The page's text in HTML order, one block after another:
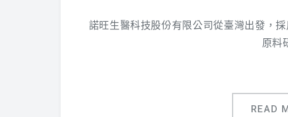
諾旺生醫科技股份有限公司從臺灣出發，
原料
READ